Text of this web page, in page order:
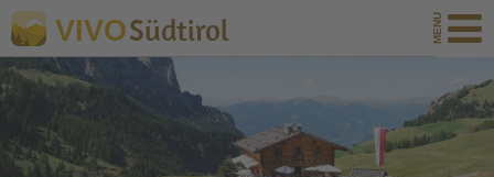
VIVOSüdtirol